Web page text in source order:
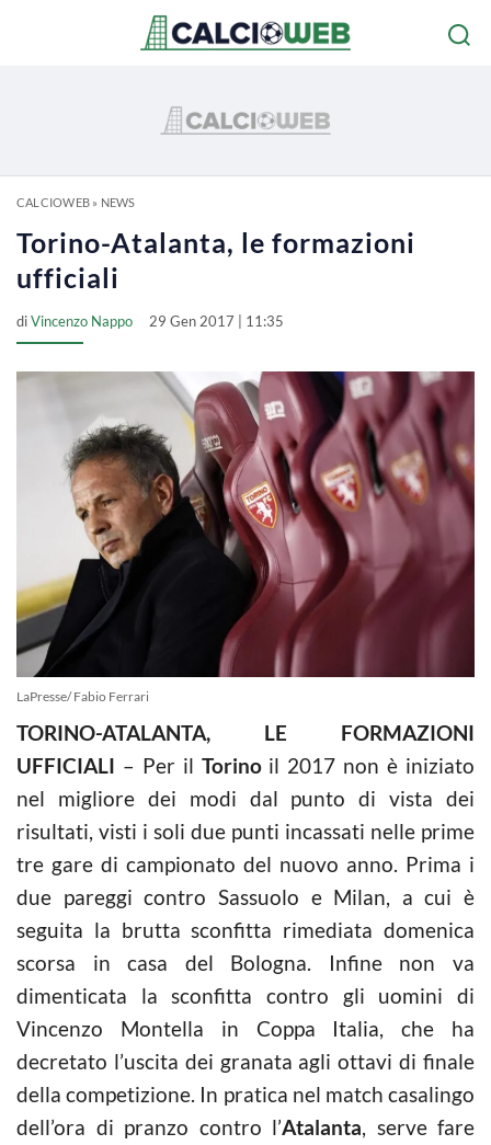
CALCIOWEB» NEWS
Torino-Atalanta, le formazioni
ufficiali
diVincenzo Nappo 29 Gen 2017 | 11:35
LaPresse/ Fabio Ferrari
TORINO-ATALANTA, LE FORMAZIONI
UFFICIALI – Per il Torinoil 2017 non è iniziato
nel migliore dei modi dal punto di vista dei
risultati, visti i soli due punti incassati nelle prime
tre gare di campionato del nuovo anno. Prima i
due pareggi contro Sassuolo e Milan, a cui è
seguita la brutta sconfitta rimediata domenica
scorsa in casa del Bologna. Infine non va
dimenticata la sconfitta contro gli uomini di
Vincenzo Montella in Coppa Italia, che ha
decretato l’uscita dei granata agli ottavi di finale
della competizione. In pratica nel match casalingo
dell’ora di pranzo contro l’Atalanta, serve fare